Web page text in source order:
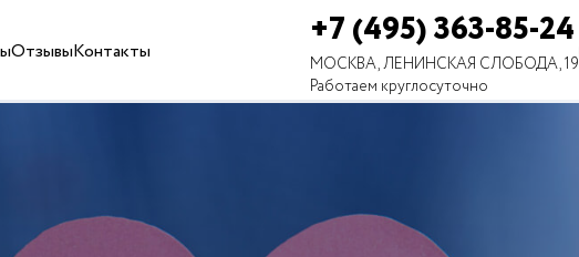
ОтзывыКонтакты +7 (495) 363-85-24
МОСКВА, ЛЕНИНСКАЯ СЛОБОДА, 19
Работаем круглосуточно